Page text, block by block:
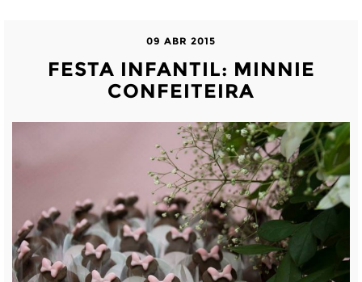
09 ABR 2015
FESTA INFANTIL: MINNIE
CONFEITEIRA